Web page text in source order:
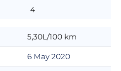
4
5,30L/100 km
6 May 2020